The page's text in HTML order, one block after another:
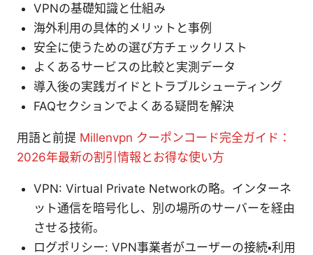
VPNの基礎知識と仕組み
海外利用の具体的メリットと事例
安全に使うための選び方チェックリスト
よくあるサービスの比較と実測データ
導入後の実践ガイドとトラブルシューティング
FAQセクションでよくある疑問を解決
用語と前提 Millenvpn クーポンコード完全ガイド：
2026年最新の割引情報とお得な使い方
VPN: Virtual Private Networkの略。インターネ
ット通信を暗号化し、別の場所のサーバーを経由
させる技術。
ログポリシー: VPN事業者がユーザーの接続・利用